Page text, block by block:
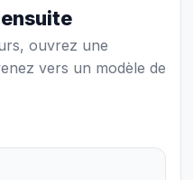
ouvrez une
vers un modèle de